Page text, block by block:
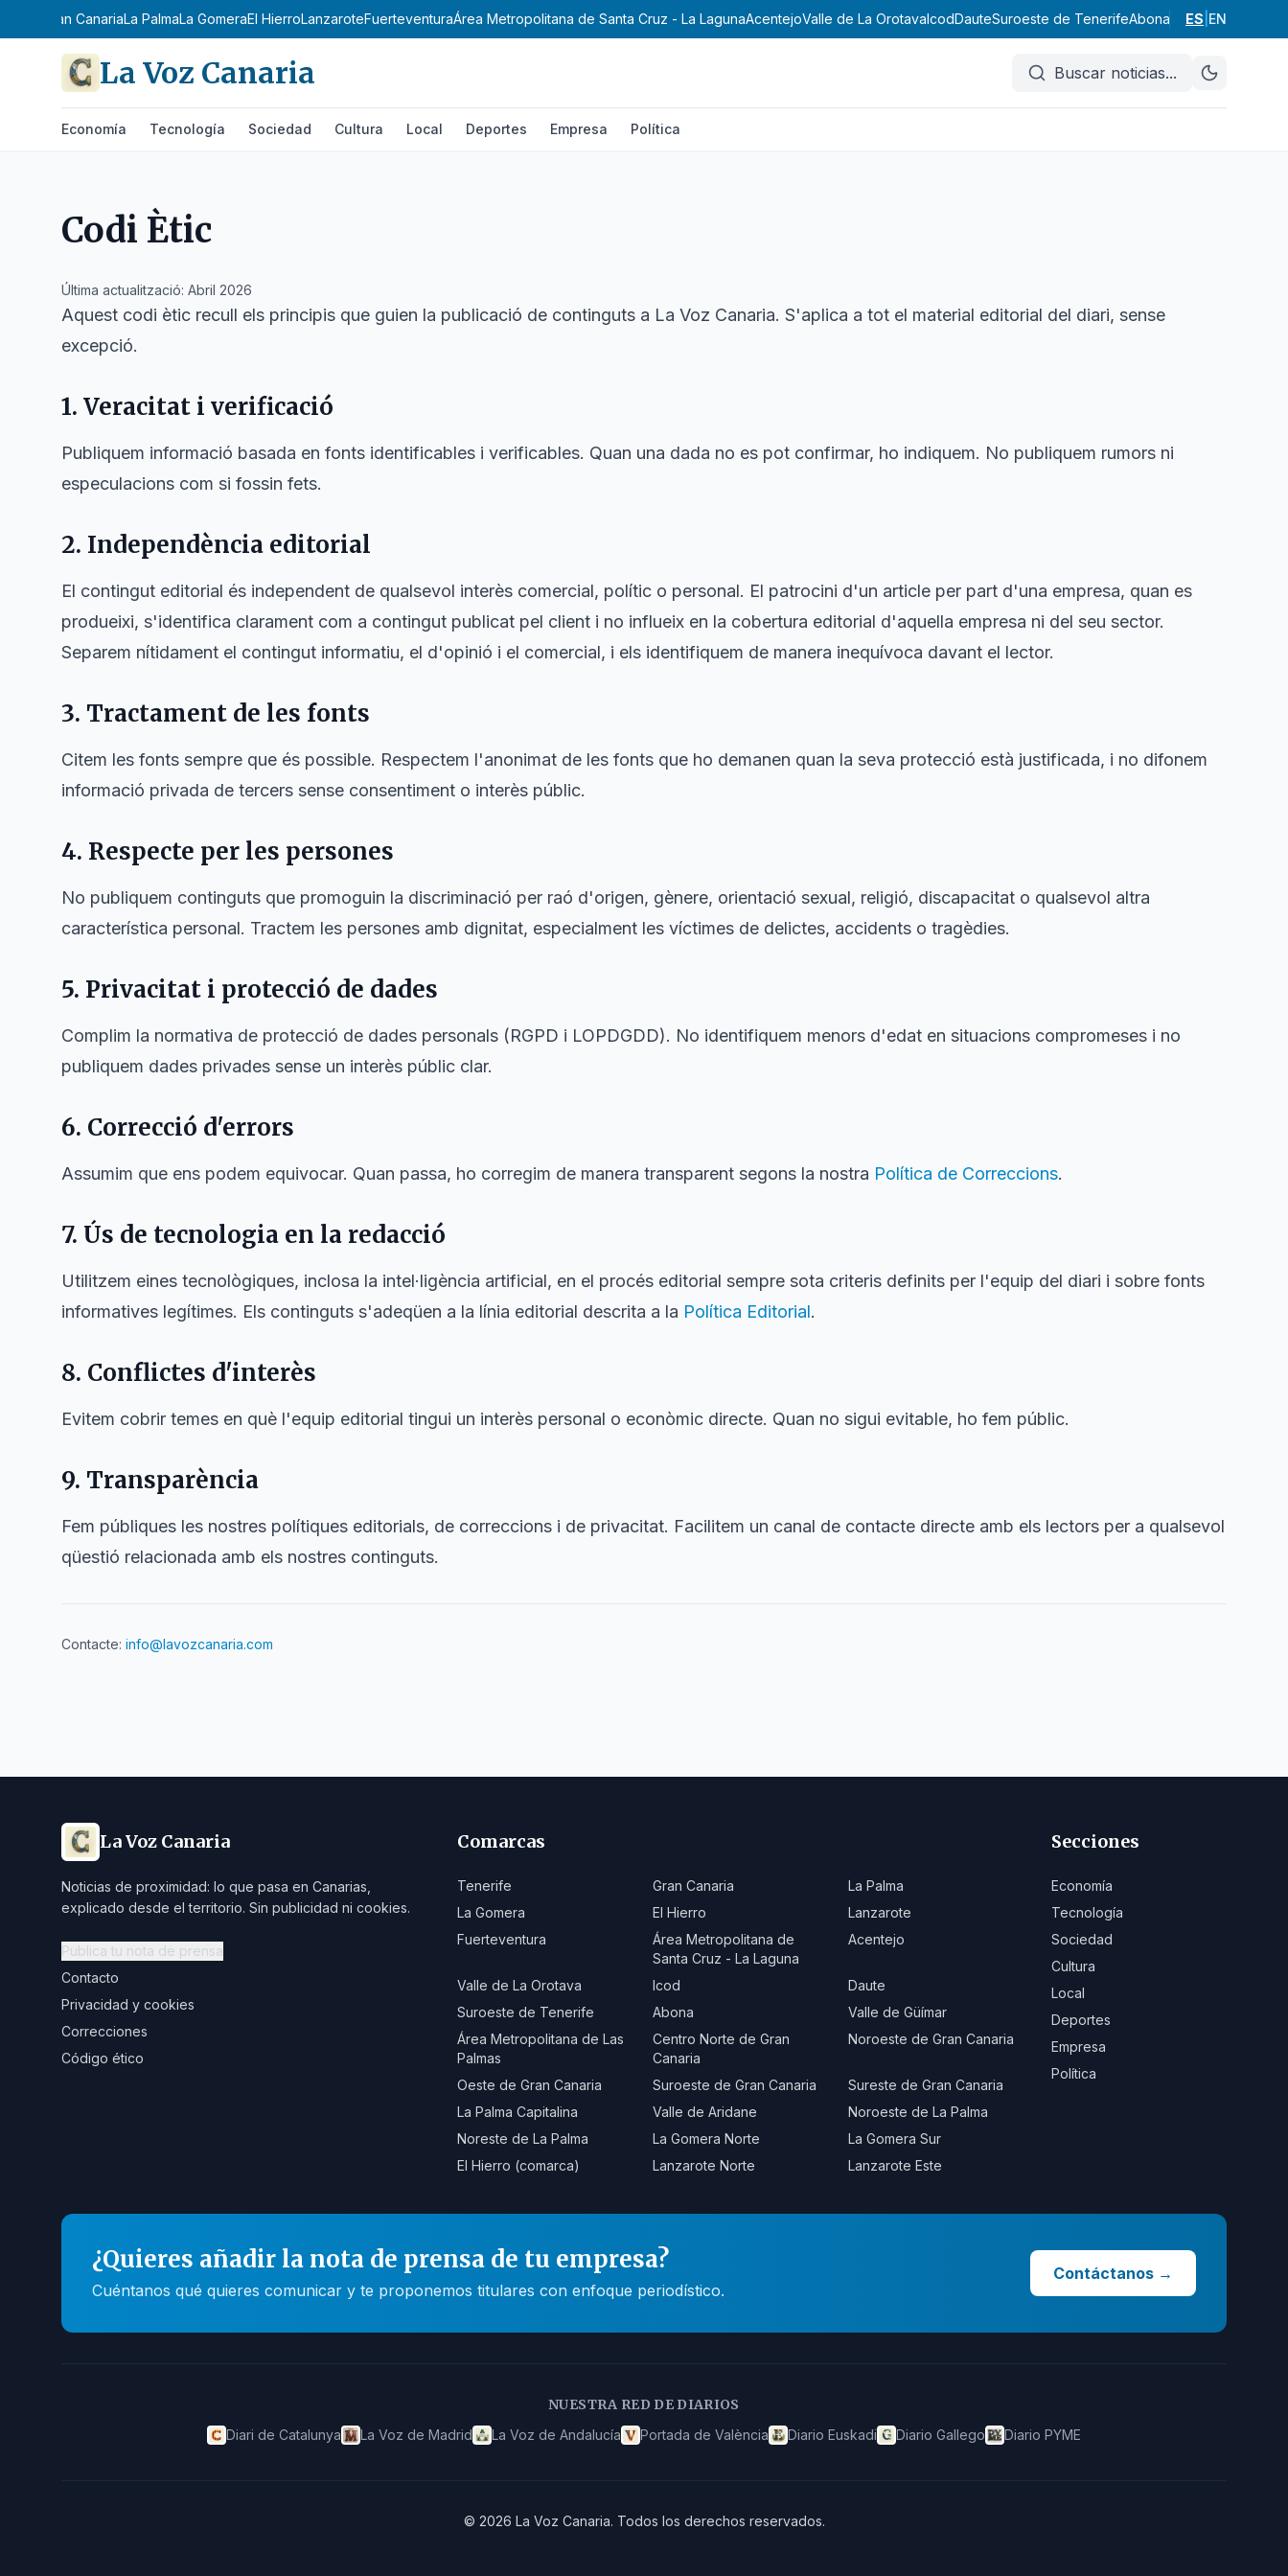
Gran CanariaLa PalmaLa GomeraEl HierroLanzaroteFuerteventuraÁrea Metropolitana de Santa Cruz - La LagunaAcentejoValle de La OrotavaIcodDauteSuroeste de TenerifeAbonaValle de Güímar
ES EN
La Voz Canaria Buscar noticias...
Economía Tecnología Sociedad Cultura Local Deportes Empresa Política
Codi Ètic
Última actualització: Abril 2026
Aquest codi ètic recull els principis que guien la publicació de continguts a La Voz Canaria. S'aplica a tot el material editorial del diari, sense
excepció.
1. Veracitat i verificació
Publiquem informació basada en fonts identificables i verificables. Quan una dada no es pot confirmar, ho indiquem. No publiquem rumors ni
especulacions com si fossin fets.
2. Independència editorial
El contingut editorial és independent de qualsevol interès comercial, polític o personal. El patrocini d'un article per part d'una empresa, quan es
produeixi, s'identifica clarament com a contingut publicat pel client i no influeix en la cobertura editorial d'aquella empresa ni del seu sector.
Separem nítidament el contingut informatiu, el d'opinió i el comercial, i els identifiquem de manera inequívoca davant el lector.
3. Tractament de les fonts
Citem les fonts sempre que és possible. Respectem l'anonimat de les fonts que ho demanen quan la seva protecció està justificada, i no difonem
informació privada de tercers sense consentiment o interès públic.
4. Respecte per les persones
No publiquem continguts que promoguin la discriminació per raó d'origen, gènere, orientació sexual, religió, discapacitat o qualsevol altra
característica personal. Tractem les persones amb dignitat, especialment les víctimes de delictes, accidents o tragèdies.
5. Privacitat i protecció de dades
Complim la normativa de protecció de dades personals (RGPD i LOPDGDD). No identifiquem menors d'edat en situacions compromeses i no
publiquem dades privades sense un interès públic clar.
6. Correcció d'errors
Assumim que ens podem equivocar. Quan passa, ho corregim de manera transparent segons la nostra Política de Correccions.
7. Ús de tecnologia en la redacció
Utilitzem eines tecnològiques, inclosa la intel·ligència artificial, en el procés editorial sempre sota criteris definits per l'equip del diari i sobre fonts
informatives legítimes. Els continguts s'adeqüen a la línia editorial descrita a la Política Editorial.
8. Conflictes d'interès
Evitem cobrir temes en què l'equip editorial tingui un interès personal o econòmic directe. Quan no sigui evitable, ho fem públic.
9. Transparència
Fem públiques les nostres polítiques editorials, de correccions i de privacitat. Facilitem un canal de contacte directe amb els lectors per a qualsevol
qüestió relacionada amb els nostres continguts.
Contacte: info@lavozcanaria.com
La Voz Canaria
Noticias de proximidad: lo que pasa en Canarias,
explicado desde el territorio. Sin publicidad ni cookies.
Publica tu nota de prensa
Contacto
Privacidad y cookies
Correcciones
Código ético
Comarcas
Tenerife Gran Canaria
La Palma
La Gomera
El Hierro
Lanzarote
Fuerteventura
Área Metropolitana de
Santa Cruz - La Laguna
Acentejo
Valle de La Orotava Icod
Daute
Suroeste de Tenerife
Abona
Valle de Güímar
Área Metropolitana de Las
Palmas
Centro Norte de Gran
Canaria
Noroeste de Gran Canaria
Oeste de Gran Canaria Suroeste de Gran Canaria
Sureste de Gran Canaria
La Palma Capitalina
Valle de Aridane
Noroeste de La Palma
Noreste de La Palma
La Gomera Norte
La Gomera Sur
El Hierro (comarca)
Lanzarote Norte Lanzarote Este
Secciones
Economía
Tecnología
Sociedad
Cultura
Local
Deportes
Empresa
Política
¿Quieres añadir la nota de prensa de tu empresa?
Cuéntanos qué quieres comunicar y te proponemos titulares con enfoque periodístico.
Contáctanos →
NUESTRA RED DE DIARIOS
Diari de Catalunya La Voz de Madrid La Voz de Andalucía Portada de València Diario Euskadi Diario Gallego Diario PYME
© 2026 La Voz Canaria. Todos los derechos reservados.